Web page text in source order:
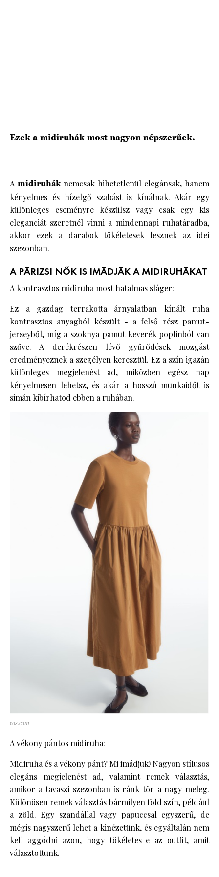
Ezek a midiruhák most nagyon népszerűek.
A midiruháknemcsak hihetetlenül elegánsak, hanem
kényelmes és hízelgő szabást is kínálnak. Akár egy
különleges eseményre készülsz vagy csak egy kis
eleganciát szeretnél vinni a mindennapi ruhatáradba,
akkor ezek a darabok tökéletesek lesznek az idei
szezonban.
A PÁRIZSI NŐK IS IMÁDJÁK A MIDIRUHÁKAT
A kontrasztosmidiruhamost hatalmas sláger:
Ez a gazdag terrakotta árnyalatban kínált ruha
kontrasztos anyagból készült - a felső rész pamut-
jerseyből, míg a szoknya pamut keverék poplinból van
szőve. A derékrészen lévő gyűrődések mozgást
eredményeznek a szegélyen keresztül. Ez a szín igazán
különleges megjelenést ad, miközben egész nap
kényelmesen lehetsz, és akár a hosszú munkaidőt is
simán kibírhatod ebben a ruhában.
cos.com
A vékony pántosmidiruha:
Midiruha és a vékony pánt? Mi imádjuk! Nagyon stílusos
elegáns megjelenést ad, valamint remek választás,
amikor a tavaszi szezonban is ránk tör a nagy meleg.
Különösen remek választás bármilyen föld szín, például
a zöld. Egy szandállal vagy papuccsal egyszerű, de
mégis nagyszerű lehet a kinézetünk, és egyáltalán nem
kell aggódni azon, hogy tökéletes-e az outfit, amit
választottunk.